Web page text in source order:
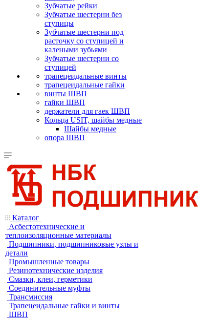
Зубчатые рейки
Зубчатые шестерни без
ступицы
Зубчатые шестерни под
расточку со ступицей и
калеными зубьями
Зубчатые шестерни со
ступицей
трапецеидальные винты
трапецеидальные гайки
винты ШВП
гайки ШВП
держатели для гаек ШВП
Кольца USIT, шайбы медные
Шайбы медные
опора ШВП
Каталог
Асбестотехнические и
теплоизоляционные материалы
Подшипники, подшипниковые узлы и
детали
Промышленные товары
Резинотехнические изделия
Смазки, клеи, герметики
Соединительные муфты
Трансмиссия
Трапецеидальные гайки и винты
ШВП